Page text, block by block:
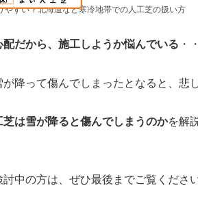
やすい？北海道など寒冷地帯での人工芝の扱い方
だから、施工しようか悩んでいる ・
降って傷んでしまったとなると、悲
芝は雪が降ると傷んでしまうのかを解
中の方は、ぜひ最後までご覧くださ